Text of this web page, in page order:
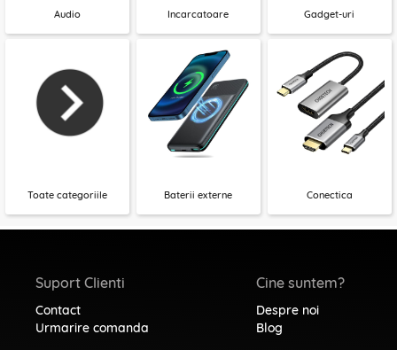
Audio Incarcatoare Gadget-uri
Toate categoriile Baterii externe Conectica
Suport Clienti
Contact
Urmarire comanda
Cine suntem?
Despre noi
Blog